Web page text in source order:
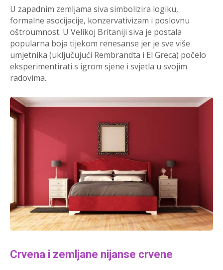
U zapadnim zemljama siva simbolizira logiku,
formalne asocijacije, konzervativizam i poslovnu
oštroumnost. U Velikoj Britaniji siva je postala
popularna boja tijekom renesanse jer je sve više
umjetnika (uključujući Rembrandta i El Greca) počelo
eksperimentirati s igrom sjene i svjetla u svojim
radovima.
Crvena i zemljane nijanse crvene